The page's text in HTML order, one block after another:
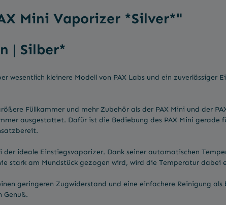
Mini Vaporizer *Silver*"
| Silber*
wesentlich kleinere Modell von PAX Labs und ein
Füllkammer und mehr Zubehör als der PAX Mini und der
ausgestattet. Dafür ist die Bediebung des PAX Mini
der ideale Einstiegsvaporizer. Dank seiner automatischen
stark am Mundstück gezogen wird, wird die Temperatur
geringeren Zugwiderstand und eine einfachere Reinigung
Genuß.